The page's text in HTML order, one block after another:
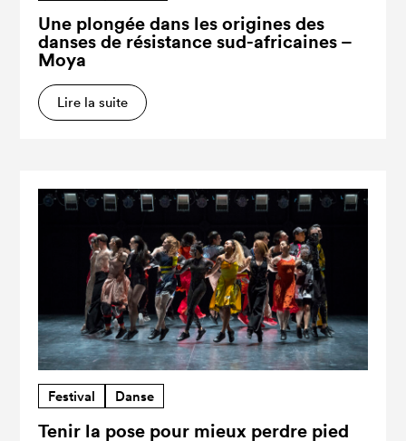
Une plongée dans les origines des
danses de résistance sud-africaines –
Moya
Lire la suite
Festival Danse
Tenir la pose pour mieux perdre pied